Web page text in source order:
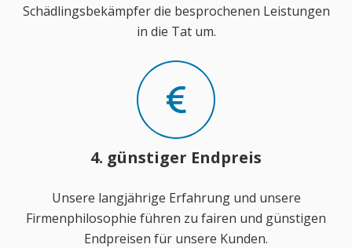
Schädlingsbekämpfer die besprochenen Leistungen
in die Tat um.
4. günstiger Endpreis
Unsere langjährige Erfahrung und unsere
Firmenphilosophie führen zu fairen und günstigen
Endpreisen für unsere Kunden.